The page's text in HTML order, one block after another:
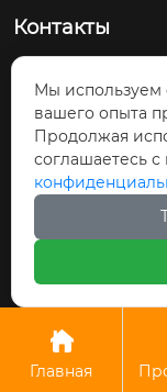
Контакты
Комната 106,
Шатоу,

Главная
Мы используем
вашего опыта
Продолжая
соглашаетесь